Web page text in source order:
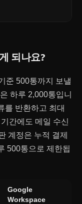
되나요?
준 500통까지 보낼
하루 2,000통입니
를 반환하고 최대
간에도 메일 수신
계정은 누적 결제
500통으로 제한됩
Google
Workspace